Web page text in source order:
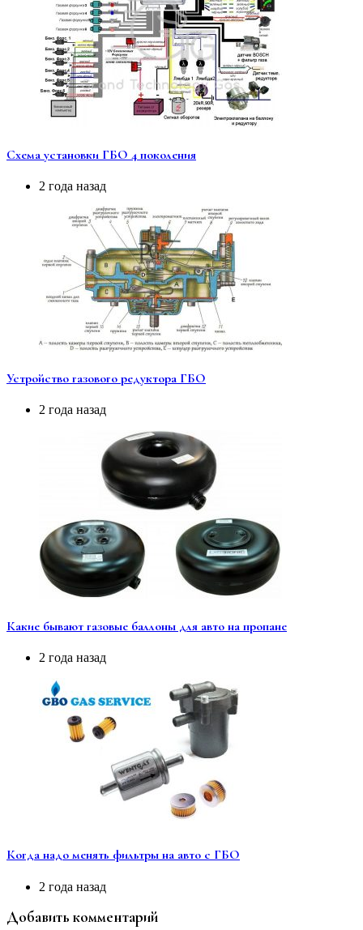
Схема установки ГБО 4 поколения
2 года назад
Устройство газового редуктора ГБО
2 года назад
Какие бывают газовые баллоны для авто на пропане
2 года назад
Когда надо менять фильтры на авто с ГБО
2 года назад
Добавить комментарий